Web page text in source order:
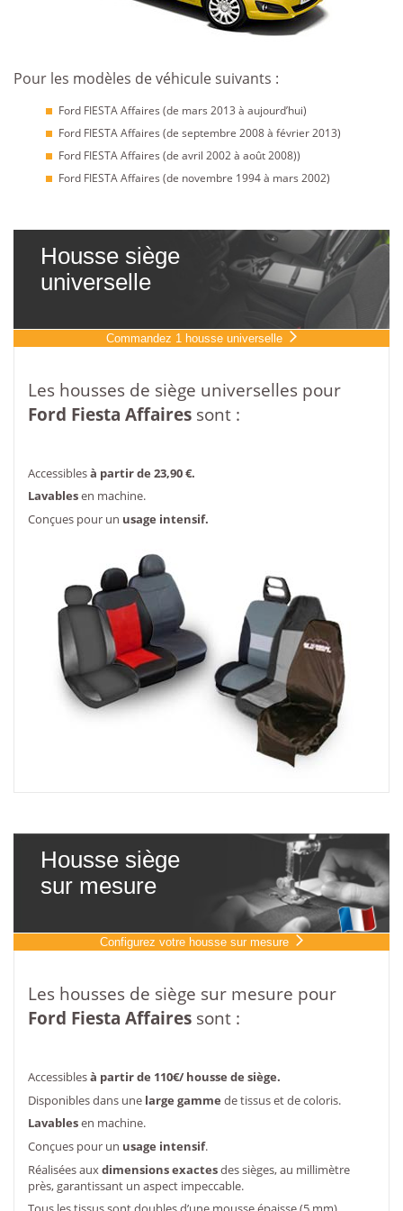
Pour les modèles de véhicule suivants :
Ford FIESTA Affaires (de mars 2013 à aujourd’hui)
Ford FIESTA Affaires (de septembre 2008 à février 2013)
Ford FIESTA Affaires (de avril 2002 à août 2008))
Ford FIESTA Affaires (de novembre 1994 à mars 2002)
Housse siège
universelle
Commandez 1 housse universelle
Les housses de siège universelles pour
Ford Fiesta Affaires sont :
Accessiblesà partir de 23,90 €.
Lavablesen machine.
Conçues pour un usage intensif.
Housse siège
sur mesure
Configurez votre housse sur mesure
Les housses de siège sur mesure pour
Ford Fiesta Affaires sont :
Accessiblesà partir de 110€/ housse de siège.
Disponibles dans une large gamme de tissus et de coloris.
Lavablesen machine.
Conçues pour un usage intensif.
Réalisées aux dimensions exactesdes sièges, au millimètre
près, garantissant un aspect impeccable.